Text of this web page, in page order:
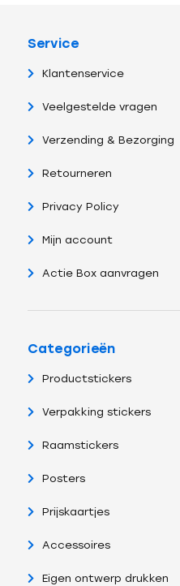
Service
Klantenservice
Veelgestelde vragen
Verzending & Bezorging
Retourneren
Privacy Policy
Mijn account
Actie Box aanvragen
Categorieën
Productstickers
Verpakking stickers
Raamstickers
Posters
Prijskaartjes
Accessoires
Eigen ontwerp drukken